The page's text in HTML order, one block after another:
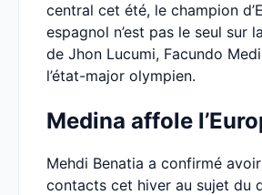
central cet été, le champion
espagnol n’est pas le seul sur
de Jhon Lucumi, Facundo
l’état-major olympien.
Medina affole
Mehdi Benatia a confirmé
contacts cet hiver au sujet du